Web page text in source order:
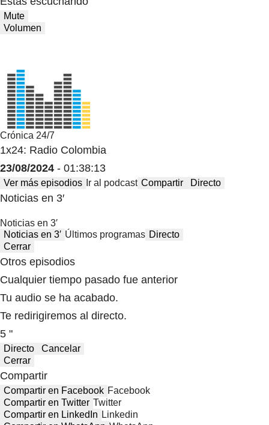
Mute
Volumen
Crónica 24/7
1x24: Radio Colombia
23/08/2024 - 01:38:13
Ver más episodios Ir al podcast Compartir Directo
Noticias en 3′
Noticias en 3′
Noticias en 3′ Últimos programas Directo
Cerrar
Otros episodios
Cualquier tiempo pasado fue anterior
Tu audio se ha acabado.
Te redirigiremos al directo.
5 "
Directo
Cancelar
Cerrar
Compartir
Compartir en Facebook Facebook
Compartir en Twitter Twitter
Compartir en LinkedIn Linkedin